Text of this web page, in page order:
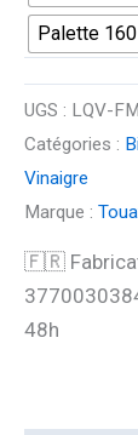
Palette
UGS : LQV-
Catégories :
Vinaigre
Marque :
🇫🇷
48h